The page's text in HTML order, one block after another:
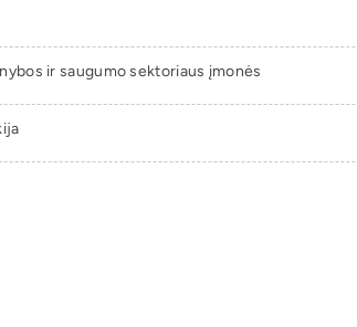
ir saugumo sektoriaus įmonės